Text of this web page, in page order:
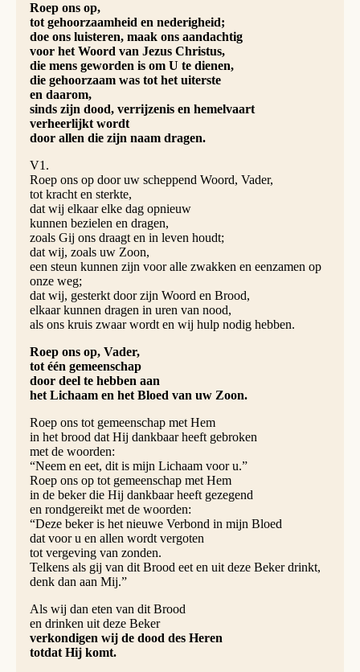
Roep ons op,
tot gehoorzaamheid en nederigheid;
doe ons luisteren, maak ons aandachtig
voor het Woord van Jezus Christus,
die mens geworden is om U te dienen,
die gehoorzaam was tot het uiterste
en daarom,
sinds zijn dood, verrijzenis en hemelvaart
verheerlijkt wordt
door allen die zijn naam dragen.
V1.
Roep ons op door uw scheppend Woord, Vader,
tot kracht en sterkte,
dat wij elkaar elke dag opnieuw
kunnen bezielen en dragen,
zoals Gij ons draagt en in leven houdt;
dat wij, zoals uw Zoon,
een steun kunnen zijn voor alle zwakken en eenzamen op
onze weg;
dat wij, gesterkt door zijn Woord en Brood,
elkaar kunnen dragen in uren van nood,
als ons kruis zwaar wordt en wij hulp nodig hebben.
Roep ons op, Vader,
tot één gemeenschap
door deel te hebben aan
het Lichaam en het Bloed van uw Zoon.
Roep ons tot gemeenschap met Hem
in het brood dat Hij dankbaar heeft gebroken
met de woorden:
“Neem en eet, dit is mijn Lichaam voor u.”
Roep ons op tot gemeenschap met Hem
in de beker die Hij dankbaar heeft gezegend
en rondgereikt met de woorden:
“Deze beker is het nieuwe Verbond in mijn Bloed
dat voor u en allen wordt vergoten
tot vergeving van zonden.
Telkens als gij van dit Brood eet en uit deze Beker drinkt,
denk dan aan Mij.”
Als wij dan eten van dit Brood
en drinken uit deze Beker
verkondigen wij de dood des Heren
totdat Hij komt.